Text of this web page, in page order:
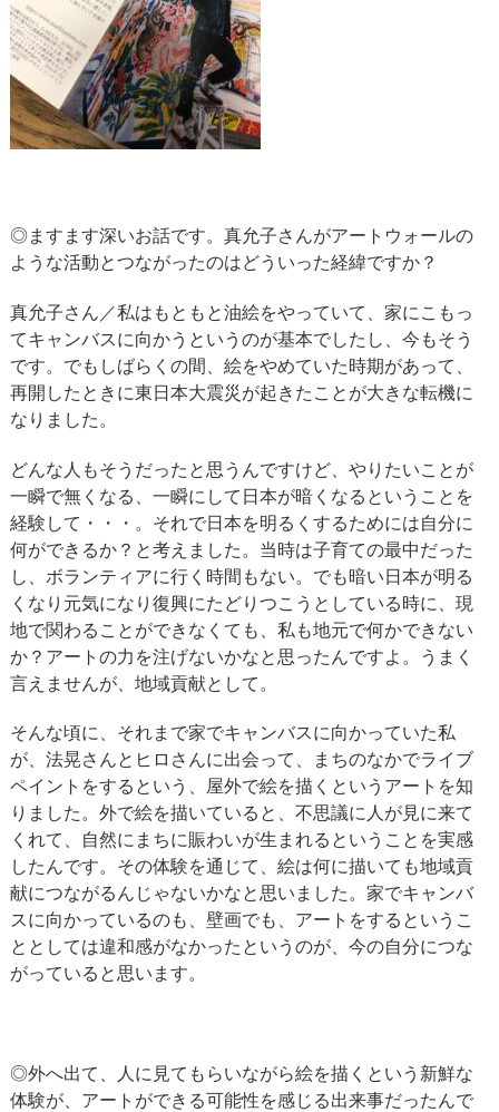
◎ますます深いお話です。真允子さんがアートウォールの
ような活動とつながったのはどういった経緯ですか？
真允子さん／私はもともと油絵をやっていて、家にこもっ
てキャンバスに向かうというのが基本でしたし、今もそう
です。でもしばらくの間、絵をやめていた時期があって、
再開したときに東日本大震災が起きたことが大きな転機に
なりました。
どんな人もそうだったと思うんですけど、やりたいことが
一瞬で無くなる、一瞬にして日本が暗くなるということを
経験して・・・。それで日本を明るくするためには自分に
何ができるか？と考えました。当時は子育ての最中だった
し、ボランティアに行く時間もない。でも暗い日本が明る
くなり元気になり復興にたどりつこうとしている時に、現
地で関わることができなくても、私も地元で何かできない
か？アートの力を注げないかなと思ったんですよ。うまく
言えませんが、地域貢献として。
そんな頃に、それまで家でキャンバスに向かっていた私
が、法晃さんとヒロさんに出会って、まちのなかでライブ
ペイントをするという、屋外で絵を描くというアートを知
りました。外で絵を描いていると、不思議に人が見に来て
くれて、自然にまちに賑わいが生まれるということを実感
したんです。その体験を通じて、絵は何に描いても地域貢
献につながるんじゃないかなと思いました。家でキャンバ
スに向かっているのも、壁画でも、アートをするというこ
ととしては違和感がなかったというのが、今の自分につな
がっていると思います。
◎外へ出て、人に見てもらいながら絵を描くという新鮮な
体験が、アートができる可能性を感じる出来事だったんで